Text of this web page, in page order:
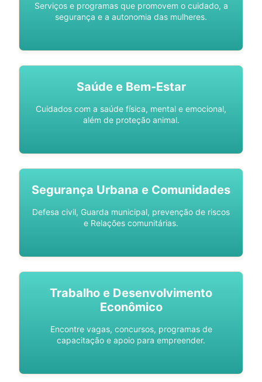
Serviços e programas que promovem o cuidado, a
segurança e a autonomia das mulheres.
Saúde e Bem-Estar
Cuidados com a saúde física, mental e emocional,
além de proteção animal.
Segurança Urbana e Comunidades
Defesa civil, Guarda municipal, prevenção de riscos
e Relações comunitárias.
Trabalho e Desenvolvimento
Econômico
Encontre vagas, concursos, programas de
capacitação e apoio para empreender.